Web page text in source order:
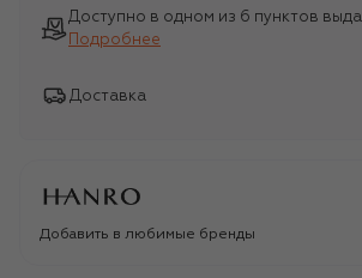
Доступно в одном из 6 пунктов
Подробнее
Доставка
Добавить в любимые бренды